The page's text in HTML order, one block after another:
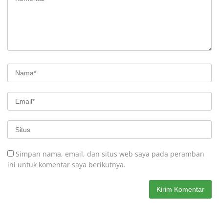
Simpan nama, email, dan situs web saya pada peramban
ini untuk komentar saya berikutnya.